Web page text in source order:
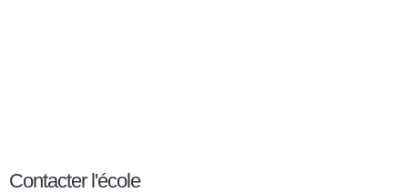
Contacter l'école